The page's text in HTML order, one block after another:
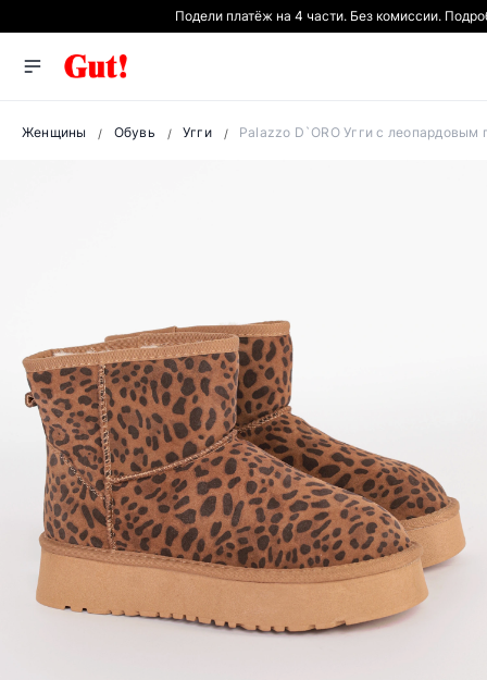
Подели платёж на 4 части. Без комиссии.
Женщины Обувь Угги Palazzo D`ORO Угги с леопардовым